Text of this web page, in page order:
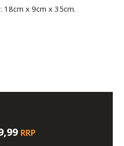
18cm x 9cm x 35cm.
RRP